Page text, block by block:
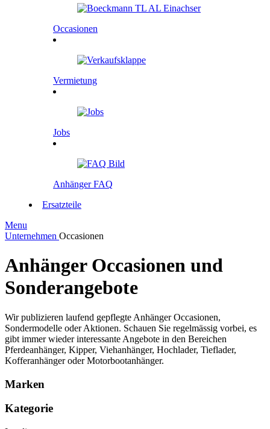
Occasionen
Vermietung
Jobs
Anhänger FAQ
Ersatzteile
Menu
Unternehmen Occasionen
Anhänger Occasionen und
Sonderangebote
Wir publizieren laufend gepflegte Anhänger Occasionen,
Sondermodelle oder Aktionen. Schauen Sie regelmässig vorbei, es
gibt immer wieder interessante Angebote in den Bereichen
Pferdeanhänger, Kipper, Viehanhänger, Hochlader, Tieflader,
Kofferanhänger oder Motorbootanhänger.
Marken
Kategorie